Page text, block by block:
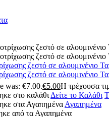
ζεστό σε αλουμινένιο
ζεστό σε αλουμινένιο
was: €7.00.€5.00Η τρέχουσα
στο καλάθι Δείτε το Καλάθι
στα Αγαπημένα Αγαπημένα
από τα Αγαπημένα